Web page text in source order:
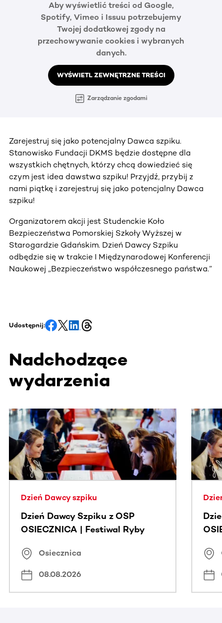
Aby wyświetlić treści od Google,
Spotify, Vimeo i Issuu potrzebujemy
Twojej dodatkowej zgody na
przechowywanie cookies i wybranych
danych.
WYŚWIETL ZEWNĘTRZNE TREŚCI
Zarządzanie zgodami
Zarejestruj się jako potencjalny Dawca szpiku.
Stanowisko Fundacji DKMS będzie dostępne dla
wszystkich chętnych, którzy chcą dowiedzieć się
czym jest idea dawstwa szpiku! Przyjdź, przybij z
nami piątkę i zarejestruj się jako potencjalny Dawca
szpiku!
Organizatorem akcji jest Studenckie Koło
Bezpieczeństwa Pomorskiej Szkoły Wyższej w
Starogardzie Gdańskim. Dzień Dawcy Szpiku
odbędzie się w trakcie I Międzynarodowej Konferencji
Naukowej „Bezpieczeństwo współczesnego państwa.”
Udostępnij:
Nadchodzące
wydarzenia
Ta sekcja zawiera treści przewijane w poziomie. Użyj
Dzień Dawcy szpiku
Dzień Dawcy Szpiku z OSP
OSIECZNICA | Festiwal Ryby
Osiecznica
08.08.2026